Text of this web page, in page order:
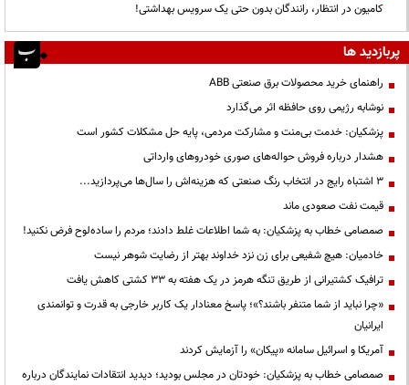
کامیون در انتظار، رانندگان بدون حتی یک سرویس بهداشتی!
پربازدید ها
راهنمای خرید محصولات برق صنعتی ABB
نوشابه رژیمی روی حافظه اثر می‌گذارد
پزشکیان: خدمت بی‌منت و مشارکت مردمی، پایه حل مشکلات کشور است
هشدار درباره فروش حواله‌های صوری خودروهای وارداتی
3 اشتباه رایج در انتخاب رنگ صنعتی که هزینه‌اش را سال‌ها می‌پردازید...
قیمت نفت صعودی ماند
صمصامی خطاب به پزشکیان: به شما اطلاعات غلط دادند؛ مردم را ساده‌لوح فرض نکنید!
خادمیان: هیچ شفیعی برای زن نزد خداوند بهتر از رضایت شوهر نیست
ترافیک کشتیرانی از طریق تنگه هرمز در یک هفته به ۳۳ کشتی کاهش یافت
«چرا نباید از شما متنفر باشند؟»؛ پاسخ معنادار یک کاربر خارجی به قدرت و توانمندی
ایرانیان
آمریکا و اسرائیل سامانه «پیکان» را آزمایش کردند
صمصامی خطاب به پزشکیان: خودتان در مجلس بودید؛ دیدید انتقادات نمایندگان درباره